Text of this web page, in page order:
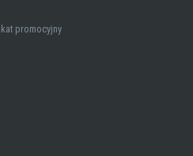
promocyjny